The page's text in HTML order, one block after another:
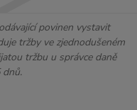
povinen vystavit
tržby ve zjednodušeném
tržbu u správce daně
dnů.